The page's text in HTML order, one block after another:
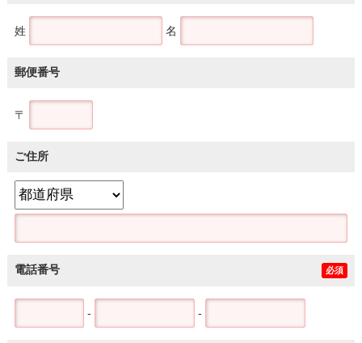
姓 名
郵便番号
〒
ご住所
電話番号 必須
- -